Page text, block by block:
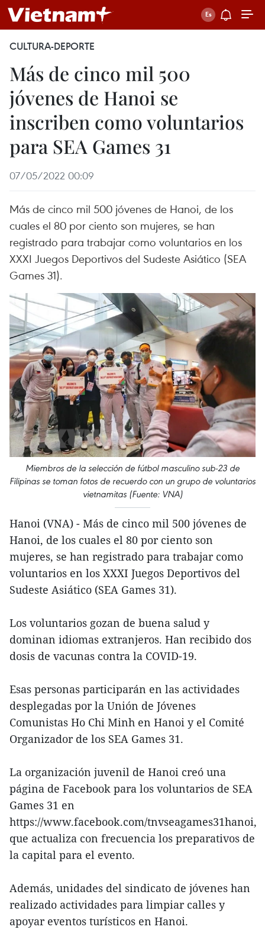
CULTURA-DEPORTE
Más de cinco mil 500
jóvenes de Hanoi se
inscriben como voluntarios
para SEA Games 31
07/05/2022 00:09
Más de cinco mil 500 jóvenes de Hanoi, de los
cuales el 80 por ciento son mujeres, se han
registrado para trabajar como voluntarios en los
XXXI Juegos Deportivos del Sudeste Asiático (SEA
Games 31).
Miembros de la selección de fútbol masculino sub-23 de
Filipinas se toman fotos de recuerdo con un grupo de voluntarios
vietnamitas (Fuente: VNA)
Hanoi (VNA) - Más de cinco mil 500 jóvenes de
Hanoi, de los cuales el 80 por ciento son
mujeres, se han registrado para trabajar como
voluntarios en los XXXI Juegos Deportivos del
Sudeste Asiático (SEA Games 31).
Los voluntarios gozan de buena salud y
dominan idiomas extranjeros. Han recibido dos
dosis de vacunas contra la COVID-19.
Esas personas participarán en las actividades
desplegadas por la Unión de Jóvenes
Comunistas Ho Chi Minh en Hanoi y el Comité
Organizador de los SEA Games 31.
La organización juvenil de Hanoi creó una
página de Facebook para los voluntarios de SEA
Games 31 en
https://www.facebook.com/tnvseagames31hanoi,
que actualiza con frecuencia los preparativos de
la capital para el evento.
Además, unidades del sindicato de jóvenes han
realizado actividades para limpiar calles y
apoyar eventos turísticos en Hanoi.